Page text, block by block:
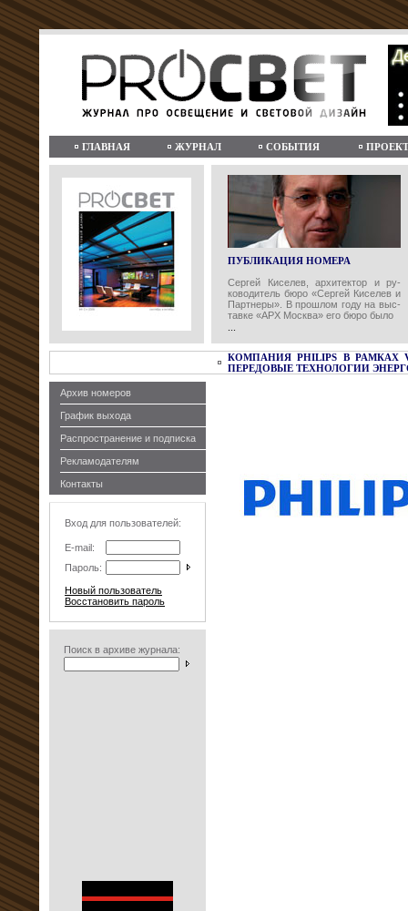
ГЛАВНАЯ ЖУРНАЛ СОБЫТИЯ
ПУБЛИКАЦИЯ НОМЕРА
Сергей Киселев, архитектор и ру-
ководитель бюро «Сергей Киселев и
Партнеры». В прошлом году на выс-
тавке «АРХ Москва» его бюро было
...
КОМПАНИЯ PHILIPS В
ПЕРЕДОВЫЕ ТЕХНОЛОГИИ
Архив номеров
График выхода
Распространение и подписка
Рекламодателям
Контакты
Вход для пользователей:
E-mail:
Пароль:
Новый пользователь
Восстановить пароль
Поиск в архиве журнала: